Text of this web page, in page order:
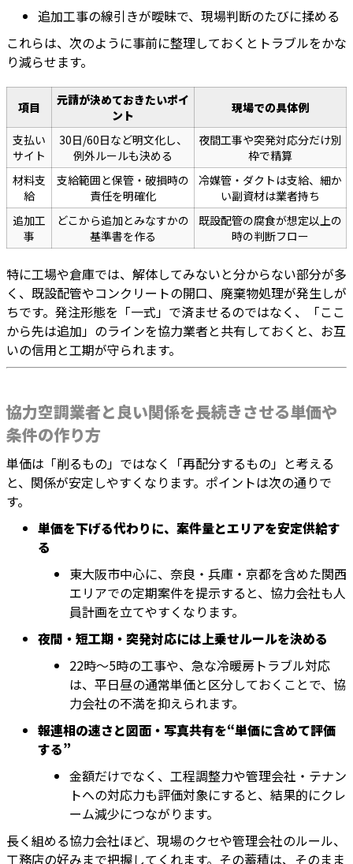
追加工事の線引きが曖昧で、現場判断のたびに揉める
これらは、次のように事前に整理しておくとトラブルをかな
り減らせます。
項目
元請が決めておきたいポイ
ント
現場での具体例
支払い
サイト
30日/60日など明文化し、
例外ルールも決める
夜間工事や突発対応分だけ別
枠で精算
材料支
給
支給範囲と保管・破損時の
責任を明確化
冷媒管・ダクトは支給、細か
い副資材は業者持ち
追加工
事
どこから追加とみなすかの
基準書を作る
既設配管の腐食が想定以上の
時の判断フロー
特に工場や倉庫では、解体してみないと分からない部分が多
く、既設配管やコンクリートの開口、廃棄物処理が発生しが
ちです。発注形態を「一式」で済ませるのではなく、「ここ
から先は追加」のラインを協力業者と共有しておくと、お互
いの信用と工期が守られます。
協力空調業者と良い関係を長続きさせる単価や
条件の作り方
単価は「削るもの」ではなく「再配分するもの」と考える
と、関係が安定しやすくなります。ポイントは次の通りで
す。
単価を下げる代わりに、案件量とエリアを安定供給す
る
東大阪市中心に、奈良・兵庫・京都を含めた関西
エリアでの定期案件を提示すると、協力会社も人
員計画を立てやすくなります。
夜間・短工期・突発対応には上乗せルールを決める
22時〜5時の工事や、急な冷暖房トラブル対応
は、平日昼の通常単価と区分しておくことで、協
力会社の不満を抑えられます。
報連相の速さと図面・写真共有を“単価に含めて評価
する”
金額だけでなく、工程調整力や管理会社・テナン
トへの対応力も評価対象にすると、結果的にクレ
ーム減少につながります。
長く組める協力会社ほど、現場のクセや管理会社のルール、
工務店の好みまで把握してくれます。その蓄積は、そのまま